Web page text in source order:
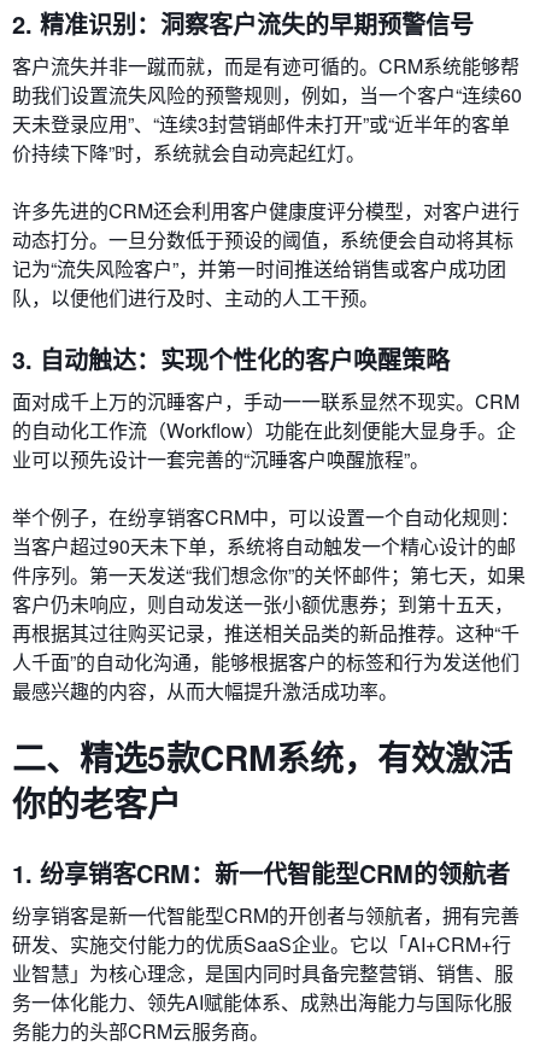
2. 精准识别：洞察客户流失的早期预警信号
客户流失并非一蹴而就，而是有迹可循的。CRM系统能够帮
助我们设置流失风险的预警规则，例如，当一个客户“连续60
天未登录应用”、“连续3封营销邮件未打开”或“近半年的客单
价持续下降”时，系统就会自动亮起红灯。
许多先进的CRM还会利用客户健康度评分模型，对客户进行
动态打分。一旦分数低于预设的阈值，系统便会自动将其标
记为“流失风险客户”，并第一时间推送给销售或客户成功团
队，以便他们进行及时、主动的人工干预。
3. 自动触达：实现个性化的客户唤醒策略
面对成千上万的沉睡客户，手动一一联系显然不现实。CRM
的自动化工作流（Workflow）功能在此刻便能大显身手。企
业可以预先设计一套完善的“沉睡客户唤醒旅程”。
举个例子，在纷享销客CRM中，可以设置一个自动化规则：
当客户超过90天未下单，系统将自动触发一个精心设计的邮
件序列。第一天发送“我们想念你”的关怀邮件；第七天，如果
客户仍未响应，则自动发送一张小额优惠券；到第十五天，
再根据其过往购买记录，推送相关品类的新品推荐。这种“千
人千面”的自动化沟通，能够根据客户的标签和行为发送他们
最感兴趣的内容，从而大幅提升激活成功率。
二、精选5款CRM系统，有效激活
你的老客户
1. 纷享销客CRM：新一代智能型CRM的领航者
纷享销客是新一代智能型CRM的开创者与领航者，拥有完善
研发、实施交付能力的优质SaaS企业。它以「AI+CRM+行
业智慧」为核心理念，是国内同时具备完整营销、销售、服
务一体化能力、领先AI赋能体系、成熟出海能力与国际化服
务能力的头部CRM云服务商。